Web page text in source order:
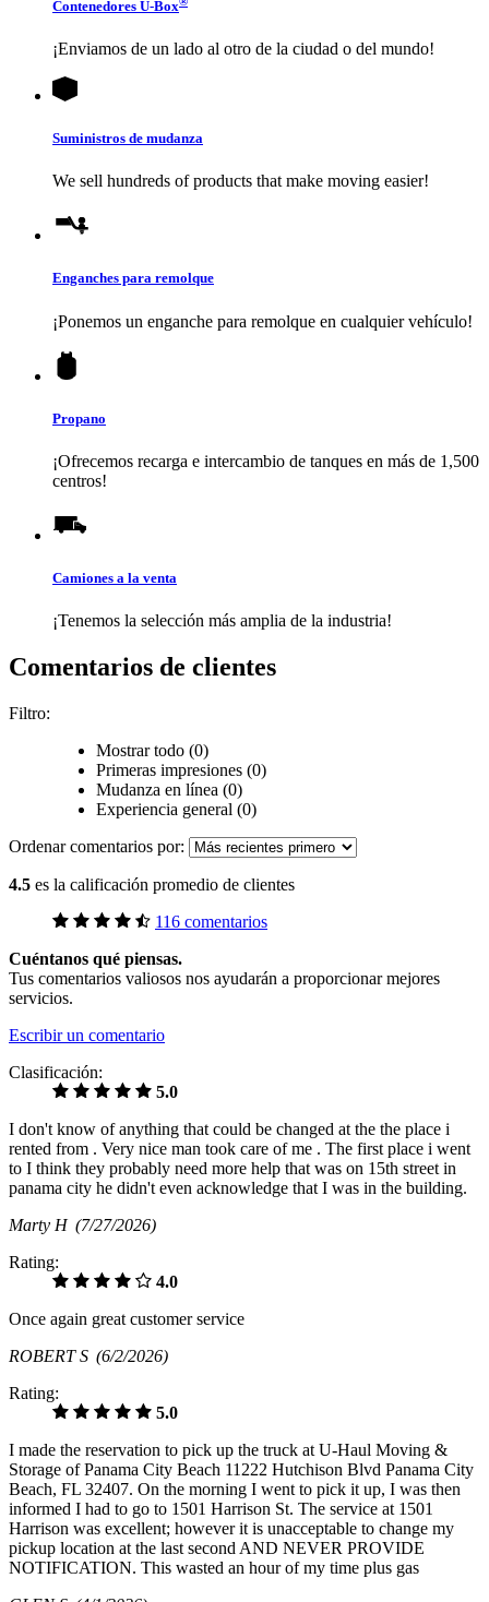
Contenedores U-Box
¡Enviamos de un lado al otro de la ciudad o del mundo!
Suministros de mudanza
We sell hundreds of products that make moving easier!
Enganches para remolque
¡Ponemos un enganche para remolque en cualquier vehículo!
Propano
¡Ofrecemos recarga e intercambio de tanques en más de 1,500
centros!
Camiones a la venta
¡Tenemos la selección más amplia de la industria!
Comentarios de clientes
Filtro:
Mostrar todo (0)
Primeras impresiones (0)
Mudanza en línea (0)
Experiencia general (0)
Ordenar comentarios por:
4.5 es la calificación promedio de clientes
116 comentarios
Cuéntanos qué piensas.
Tus comentarios valiosos nos ayudarán a proporcionar mejores
servicios.
Escribir un comentario
Clasificación:
5.0
I don't know of anything that could be changed at the the place i
rented from . Very nice man took care of me . The first place i went
to I think they probably need more help that was on 15th street in
panama city he didn't even acknowledge that I was in the building.
Marty H (7/27/2026)
Rating:
4.0
Once again great customer service
ROBERT S (6/2/2026)
Rating:
5.0
I made the reservation to pick up the truck at U-Haul Moving &
Storage of Panama City Beach 11222 Hutchison Blvd Panama City
Beach, FL 32407. On the morning I went to pick it up, I was then
informed I had to go to 1501 Harrison St. The service at 1501
Harrison was excellent; however it is unacceptable to change my
pickup location at the last second AND NEVER PROVIDE
NOTIFICATION. This wasted an hour of my time plus gas